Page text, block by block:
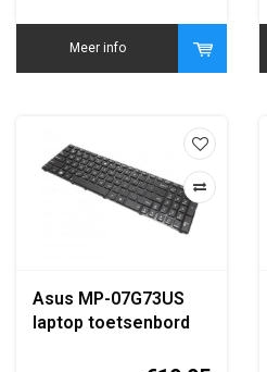
Meer info
Asus MP-07G73US
laptop toetsenbord